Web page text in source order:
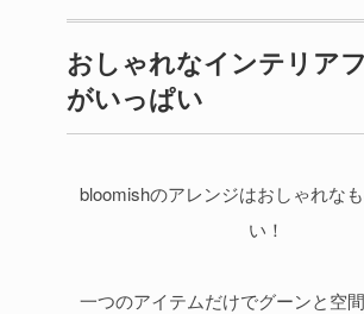
おしゃれなインテリア
がいっぱい
bloomishのアレンジはおしゃれな
い！
一つのアイテムだけでグーンと空